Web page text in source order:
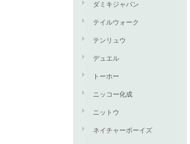
ダミキジャパン
テイルウォーク
テンリュウ
デュエル
トーホー
ニッコー化成
ニットウ
ネイチャーボーイズ